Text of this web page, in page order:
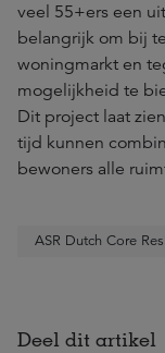
veel 55+ers een
belangrijk om bij
woningmarkt en
mogelijkheid te
Dit project laat
tijd kunnen
bewoners alle
ASR Dutch Core
Deel dit artikel